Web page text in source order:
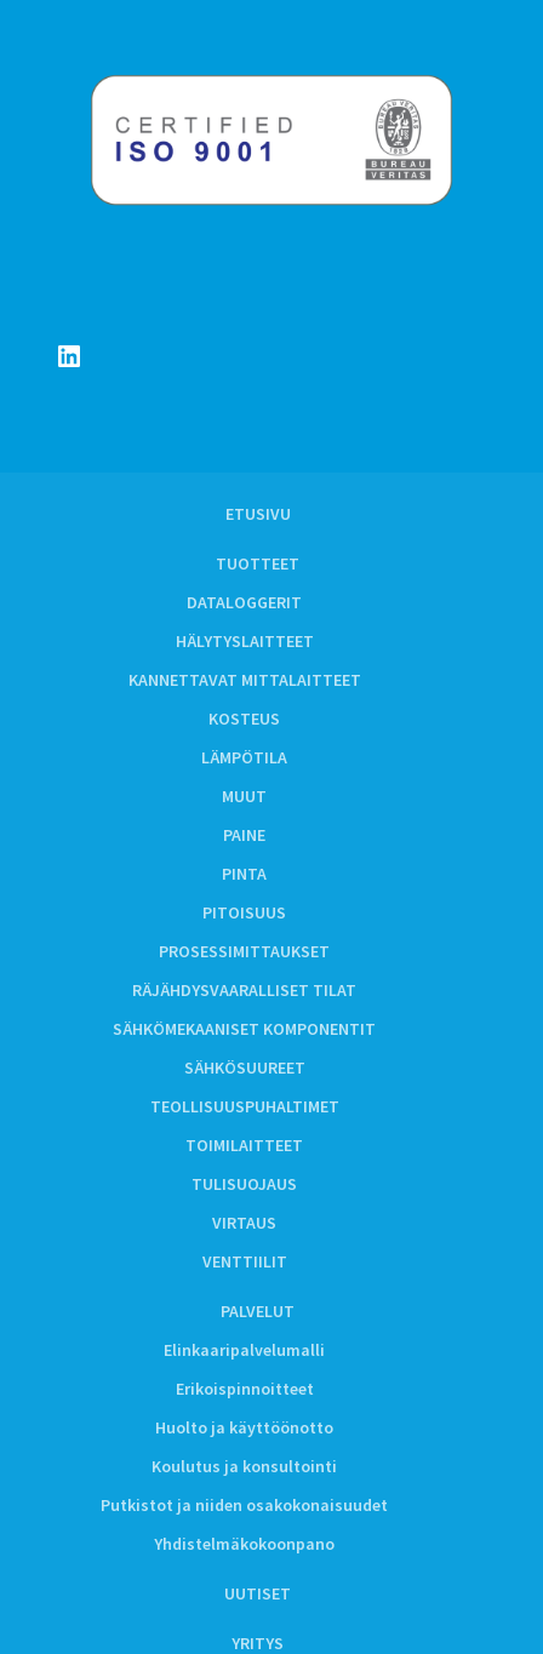
LinkedIn
ETUSIVU
TUOTTEET
DATALOGGERIT
HÄLYTYSLAITTEET
KANNETTAVAT MITTALAITTEET
KOSTEUS
LÄMPÖTILA
MUUT
PAINE
PINTA
PITOISUUS
PROSESSIMITTAUKSET
RÄJÄHDYSVAARALLISET TILAT
SÄHKÖMEKAANISET KOMPONENTIT
SÄHKÖSUUREET
TEOLLISUUSPUHALTIMET
TOIMILAITTEET
TULISUOJAUS
VIRTAUS
VENTTIILIT
PALVELUT
Elinkaaripalvelumalli
Erikoispinnoitteet
Huolto ja käyttöönotto
Koulutus ja konsultointi
Putkistot ja niiden osakokonaisuudet
Yhdistelmäkokoonpano
UUTISET
YRITYS